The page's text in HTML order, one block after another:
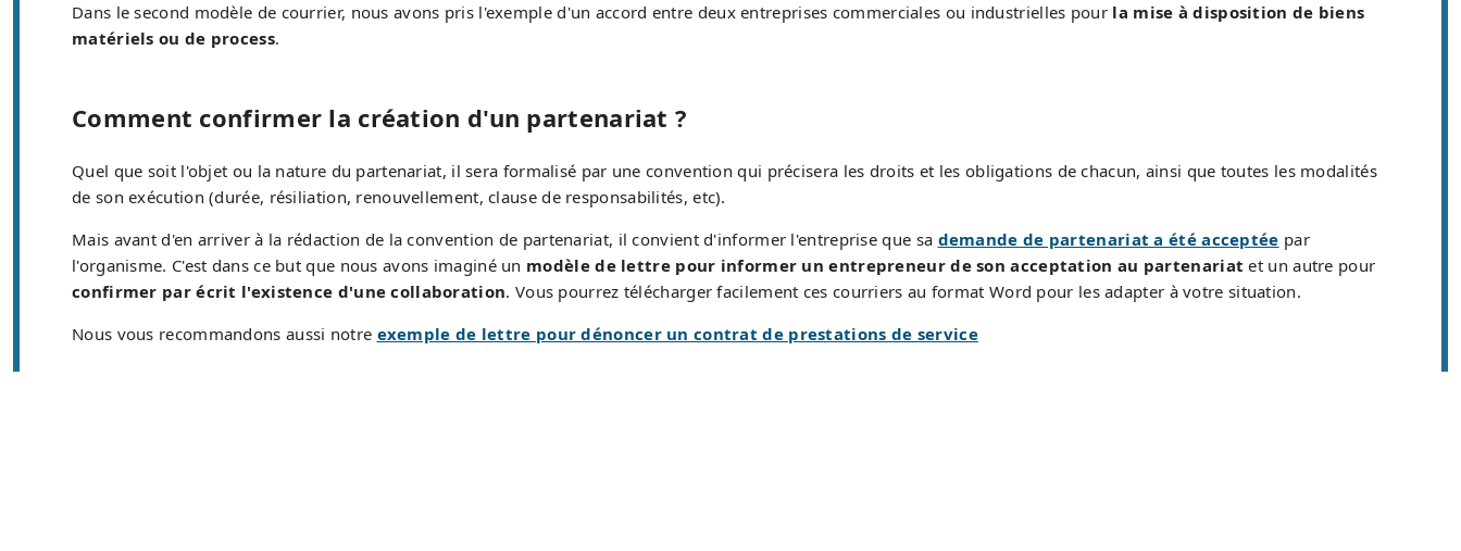
Dans le second modèle de courrier, nous avons pris l'exemple d'un accord entre deux entreprises commerciales ou industrielles pour la mise à disposition de biens
matériels ou de process.
Comment confirmer la création d'un partenariat ?
Quel que soit l'objet ou la nature du partenariat, il sera formalisé par une convention qui précisera les droits et les obligations de chacun, ainsi que toutes les modalités
de son exécution (durée, résiliation, renouvellement, clause de responsabilités, etc).
Mais avant d'en arriver à la rédaction de la convention de partenariat, il convient d'informer l'entreprise que sa demande de partenariat a été acceptée par
l'organisme. C'est dans ce but que nous avons imaginé un modèle de lettre pour informer un entrepreneur de son acceptation au partenariat et un autre pour
confirmer par écrit l'existence d'une collaboration. Vous pourrez télécharger facilement ces courriers au format Word pour les adapter à votre situation.
Nous vous recommandons aussi notre exemple de lettre pour dénoncer un contrat de prestations de service